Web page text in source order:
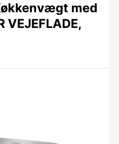
med
VEJEFLADE,